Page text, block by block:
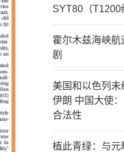
SYT80（T1200
霍尔木兹海峡航
剧
美国和以色列
伊朗 中国大使
合法性
植此青绿：与